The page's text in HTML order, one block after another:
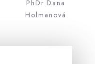
PhDr.Dana
Holmanová